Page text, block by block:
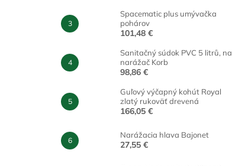
Spacematic plus umývačka
pohárov
101,48 €
Sanitačný súdok PVC 5 litrů, na
narážač Korb
98,86 €
Guľový výčapný kohút Royal
zlatý rukoväť drevená
166,05 €
Narážacia hlava Bajonet
27,55 €